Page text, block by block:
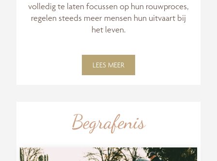
volledig te laten focussen op hun rouwproces,
regelen steeds meer mensen hun uitvaart bij
het leven.
LEES MEER
Begrafenis